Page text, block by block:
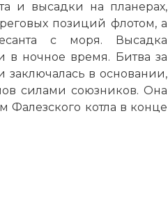
и высадки на планерах,
позиций флотом, а
с моря. Высадка
в ночное время. Битва за
в основании,
силами союзников. Она
котла в конце